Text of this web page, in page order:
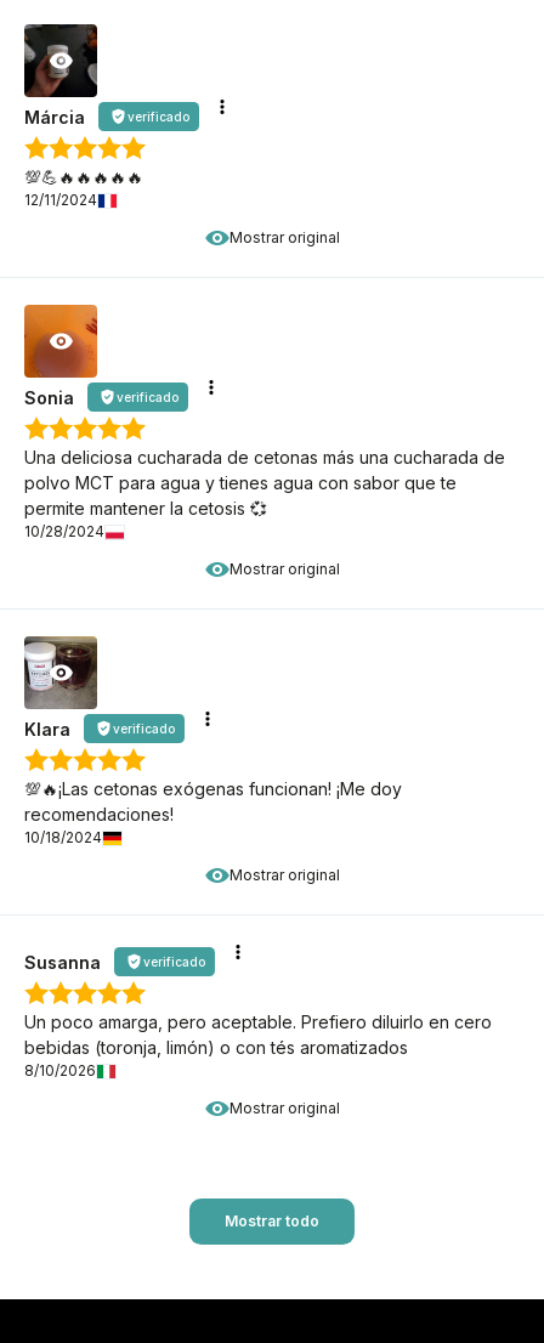
Mostrar original
Márcia verificado
💯💪🔥🔥🔥🔥🔥
12/11/2024
Mostrar original
Sonia verificado
Una deliciosa cucharada de cetonas más una cucharada de
polvo MCT para agua y tienes agua con sabor que te
permite mantener la cetosis 💞
10/28/2024
Mostrar original
Klara verificado
💯🔥¡Las cetonas exógenas funcionan! ¡Me doy
recomendaciones!
10/18/2024
Mostrar original
Susanna verificado
Un poco amarga, pero aceptable. Prefiero diluirlo en cero
bebidas (toronja, limón) o con tés aromatizados
8/10/2026
Mostrar todo